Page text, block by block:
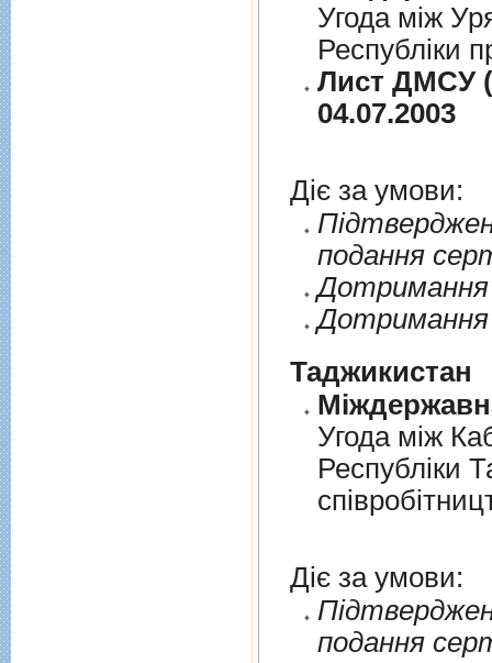
Угода між
Республіки
Лист ДМСУ
04.07.2003
Діє за умови:
подання
Дотримання
Дотримання
Таджикистан
Угода мiж
Республiки
Діє за умови:
подання